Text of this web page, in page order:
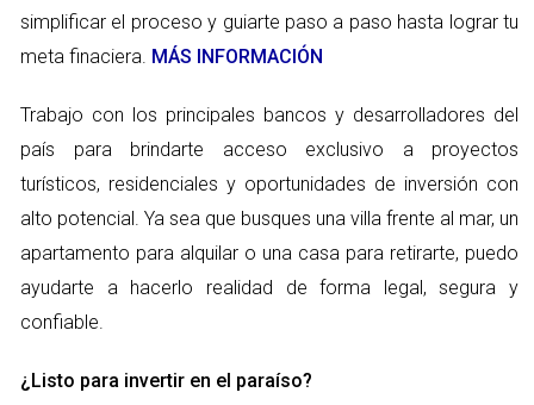
Tu historial de pagos es el factor más importante. Pagar a
tiempo contribuye significativamente a un score favorable.
basa en esta área. Los retrasos en los pagos, incluso por
pequeñas cantidades, pueden perjudicar tu score de manera
notable.
Utilización del Crédito
Este aspecto se refiere a la proporción de crédito que utilizas
en comparación con tu límite total de crédito. Mantener esta
puede señalar problemas financieros. Por ejemplo, si tu límite
simplificar el proceso y guiarte paso a paso hasta lograr tu
meta finaciera. MÁS INFORMACIÓN
Trabajo con los principales bancos y desarrolladores del
país para brindarte acceso exclusivo a proyectos
turísticos, residenciales y oportunidades de inversión con
alto potencial. Ya sea que busques una villa frente al mar, un
apartamento para alquilar o una casa para retirarte, puedo
ayudarte a hacerlo realidad de forma legal, segura y
confiable.
¿Listo para invertir en el paraíso?